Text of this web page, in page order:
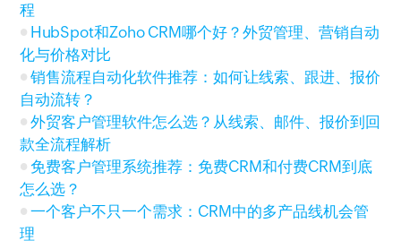
程
HubSpot和Zoho CRM哪个好？外贸管理、营销自动
化与价格对比
销售流程自动化软件推荐：如何让线索、跟进、报价
自动流转？
外贸客户管理软件怎么选？从线索、邮件、报价到回
款全流程解析
免费客户管理系统推荐：免费CRM和付费CRM到底
怎么选？
一个客户不只一个需求：CRM中的多产品线机会管
理